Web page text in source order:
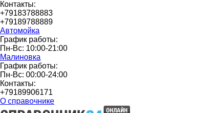
Контакты:
+79183788883
+79189788889
Автомойка
График работы:
Пн-Вс: 10:00-21:00
Малиновка
График работы:
Пн-Вс: 00:00-24:00
Контакты:
+79189906171
О справочнике